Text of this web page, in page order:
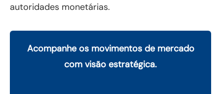
autoridades monetárias.
Acompanhe os movimentos de mercado
com visão estratégica.